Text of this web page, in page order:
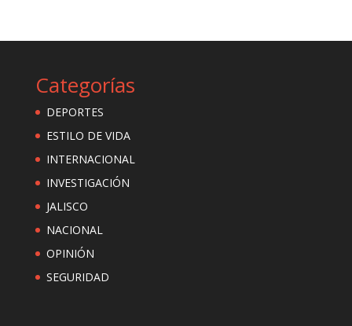
Categorías
DEPORTES
ESTILO DE VIDA
INTERNACIONAL
INVESTIGACIÓN
JALISCO
NACIONAL
OPINIÓN
SEGURIDAD